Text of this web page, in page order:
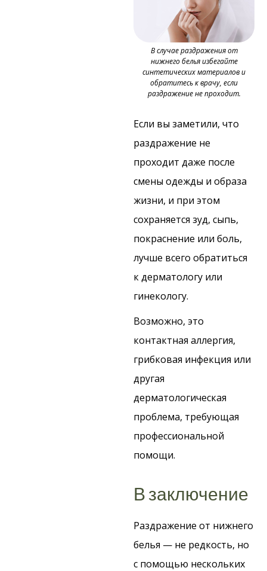
В случае раздражения от
нижнего белья избегайте
синтетических материалов и
обратитесь к врачу, если
раздражение не проходит.
Если вы заметили, что
раздражение не
проходит даже после
смены одежды и образа
жизни, и при этом
сохраняется зуд, сыпь,
покраснение или боль,
лучше всего обратиться
к дерматологу или
гинекологу.
Возможно, это
контактная аллергия,
грибковая инфекция или
другая
дерматологическая
проблема, требующая
профессиональной
помощи.
В заключение
Раздражение от нижнего
белья — не редкость, но
с помощью нескольких